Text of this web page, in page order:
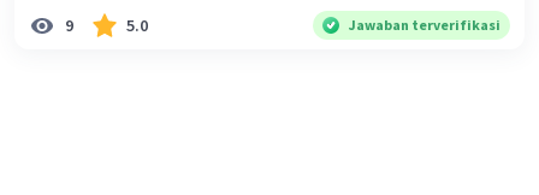
9 5.0 Jawaban terverifikasi